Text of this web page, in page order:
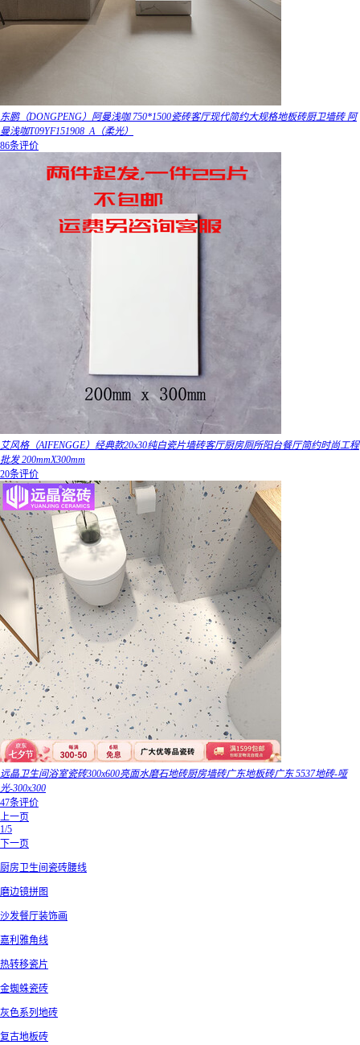
东鹏（DONGPENG）阿曼浅咖 750*1500瓷砖客厅现代简约大规格地板砖厨卫墙砖 阿
曼浅咖T09YF151908_A（柔光）
86条评价
艾风格（AIFENGGE）经典款20x30纯白瓷片墙砖客厅厨房厕所阳台餐厅简约时尚工程
批发 200mmX300mm
20条评价
远晶卫生间浴室瓷砖300x600亮面水磨石地砖厨房墙砖广东地板砖广东 5537地砖-哑
光-300x300
47条评价
上一页
1/5
下一页
厨房卫生间瓷砖腰线
磨边镜拼图
沙发餐厅装饰画
嘉利雅角线
热转移瓷片
金蜘蛛瓷砖
灰色系列地砖
复古地板砖